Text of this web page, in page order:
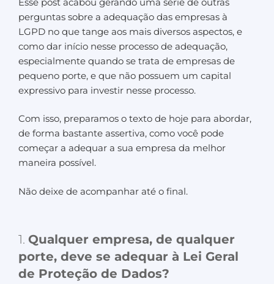
perguntas sobre a adequação das empresas à
LGPD no que tange aos mais diversos aspectos, e
como dar início nesse processo de adequação,
especialmente quando se trata de empresas de
pequeno porte, e que não possuem um capital
expressivo para investir nesse processo.
Com isso, preparamos o texto de hoje para abordar,
de forma bastante assertiva, como você pode
começar a adequar a sua empresa da melhor
maneira possível.
Não deixe de acompanhar até o final.
1. Qualquer empresa, de qualquer
porte, deve se adequar à Lei Geral
de Proteção de Dados?